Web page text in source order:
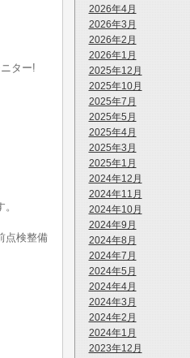
ター!
点検整備
2026年4月
2026年3月
2026年2月
2026年1月
2025年12月
2025年10月
2025年7月
2025年5月
2025年4月
2025年3月
2025年1月
2024年12月
2024年11月
2024年10月
2024年9月
2024年8月
2024年7月
2024年5月
2024年4月
2024年3月
2024年2月
2024年1月
2023年12月